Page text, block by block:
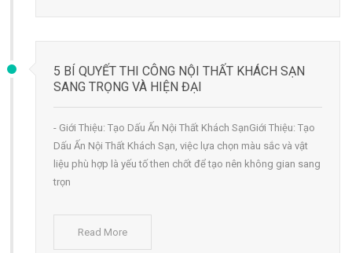
5 BÍ QUYẾT THI CÔNG NỘI THẤT KHÁCH SẠN
SANG TRỌNG VÀ HIỆN ĐẠI
- Giới Thiệu: Tạo Dấu Ấn Nội Thất Khách SạnGiới Thiệu: Tạo
Dấu Ấn Nội Thất Khách Sạn, việc lựa chọn màu sắc và vật
liệu phù hợp là yếu tố then chốt để tạo nên không gian sang
trọn
Read More